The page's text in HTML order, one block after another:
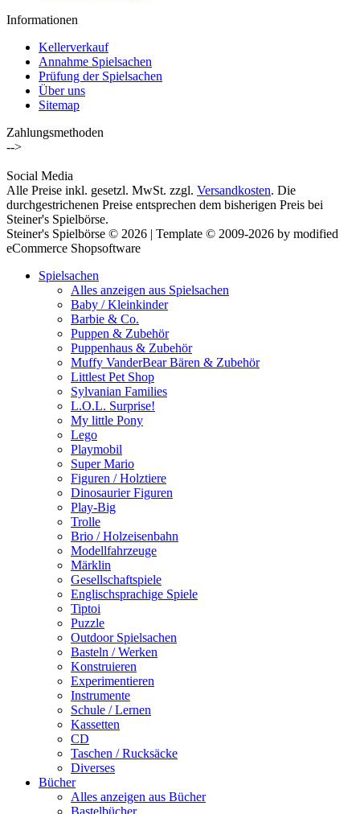
Informationen
Kellerverkauf
Annahme Spielsachen
Prüfung der Spielsachen
Über uns
Sitemap
Zahlungsmethoden
-->
Social Media
Alle Preise inkl. gesetzl. MwSt. zzgl. Versandkosten. Die
durchgestrichenen Preise entsprechen dem bisherigen Preis bei
Steiner's Spielbörse.
Steiner's Spielbörse © 2026 | Template © 2009-2026 by modified
eCommerce Shopsoftware
Spielsachen
Alles anzeigen aus Spielsachen
Baby / Kleinkinder
Barbie & Co.
Puppen & Zubehör
Puppenhaus & Zubehör
Muffy VanderBear Bären & Zubehör
Littlest Pet Shop
Sylvanian Families
L.O.L. Surprise!
My little Pony
Lego
Playmobil
Super Mario
Figuren / Holztiere
Dinosaurier Figuren
Play-Big
Trolle
Brio / Holzeisenbahn
Modellfahrzeuge
Märklin
Gesellschaftspiele
Englischsprachige Spiele
Tiptoi
Puzzle
Outdoor Spielsachen
Basteln / Werken
Konstruieren
Experimentieren
Instrumente
Schule / Lernen
Kassetten
CD
Taschen / Rucksäcke
Diverses
Bücher
Alles anzeigen aus Bücher
Bastelbücher